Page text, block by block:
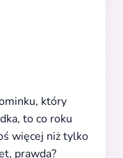
który
to co roku
więcej niż tylko
prawda?